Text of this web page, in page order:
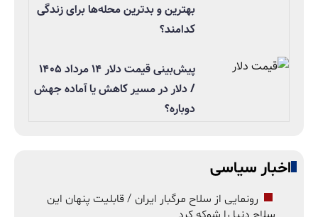
بهترین و بدترین محله‌ها برای زندگی
کدامند؟
پیش‌بینی قیمت دلار ۱۴ مرداد ۱۴۰۵
/ دلار در مسیر کاهش یا آماده جهش
دوباره؟
اخبار سیاسی
رونمایی از سلاح مرگبار ایران / قابلیت پنهان این